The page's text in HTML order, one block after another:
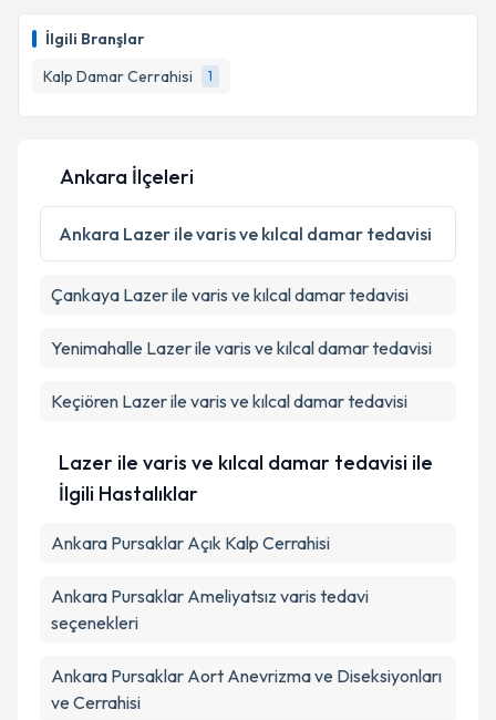
İlgili Branşlar
Kalp Damar Cerrahisi
1
için bir takvim hazırlandığında e-posta ile
bilgilendireceğiz.
E-posta Adresiniz
Kişisel verilerimin işlenmesine ilişkin
Aydınlatma
Metni'ni okudum ve kişisel verilerimin belirtilen
Takvim Talebini Gönder
Ankara İlçeleri
Ankara Lazer ile varis ve kılcal damar tedavisi
Çankaya Lazer ile varis ve kılcal damar tedavisi
Yenimahalle Lazer ile varis ve kılcal damar tedavisi
Keçiören Lazer ile varis ve kılcal damar tedavisi
Lazer ile varis ve kılcal damar tedavisi ile
İlgili Hastalıklar
Ankara Pursaklar Açık Kalp Cerrahisi
Ankara Pursaklar Ameliyatsız varis tedavi
seçenekleri
Ankara Pursaklar Aort Anevrizma ve Diseksiyonları
ve Cerrahisi